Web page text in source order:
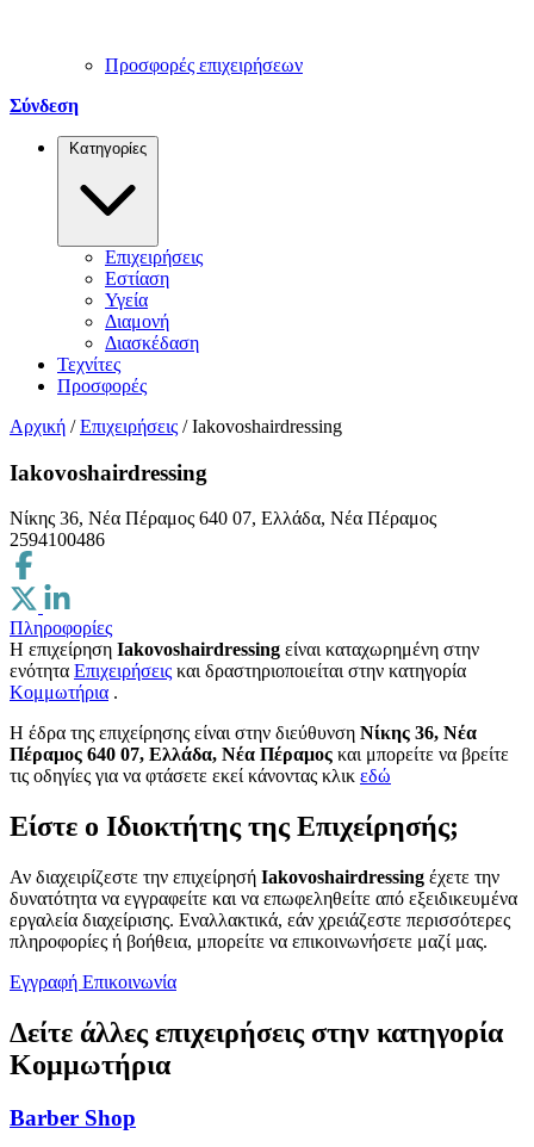
Προσφορές επιχειρήσεων
Σύνδεση
Κατηγορίες
Επιχειρήσεις
Εστίαση
Υγεία
Διαμονή
Διασκέδαση
Τεχνίτες
Προσφορές
Αρχική / Επιχειρήσεις / Iakovoshairdressing
Iakovoshairdressing
Νίκης 36, Νέα Πέραμος 640 07, Ελλάδα, Νέα Πέραμος
2594100486
Πληροφορίες
Η επιχείρηση Iakovoshairdressing είναι καταχωρημένη στην
ενότητα Επιχειρήσεις και δραστηριοποιείται στην κατηγορία
Κομμωτήρια .
H έδρα της επιχείρησης είναι στην διεύθυνση Νίκης 36, Νέα
Πέραμος 640 07, Ελλάδα, Νέα Πέραμος και μπορείτε να βρείτε
τις οδηγίες για να φτάσετε εκεί κάνοντας κλικ εδώ
Είστε ο Ιδιοκτήτης της Επιχείρησής;
Αν διαχειρίζεστε την επιχείρησή Iakovoshairdressing έχετε την
δυνατότητα να εγγραφείτε και να επωφεληθείτε από εξειδικευμένα
εργαλεία διαχείρισης. Εναλλακτικά, εάν χρειάζεστε περισσότερες
πληροφορίες ή βοήθεια, μπορείτε να επικοινωνήσετε μαζί μας.
Εγγραφή Επικοινωνία
Δείτε άλλες επιχειρήσεις στην κατηγορία
Κομμωτήρια
Barber Shop